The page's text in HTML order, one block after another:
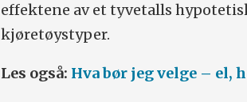
effektene av et tyvetalls
kjøretøystyper.
Les også: Hva bør jeg velge – el,